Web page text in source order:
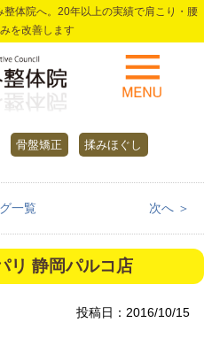
体院へ。20年以上の実績で肩こり・腰
を改善します
骨盤矯正 揉みほぐし
一覧 次へ ＞
リ 静岡パルコ店
投稿日：2016/10/15